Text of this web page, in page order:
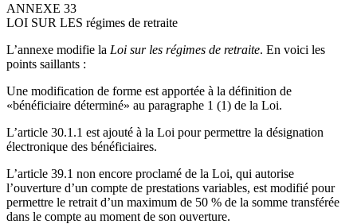
ANNEXE 33
LOI SUR LES régimes de retraite
L’annexe modifie la Loi sur les régimes de retraite. En voici les
points saillants :
Une modification de forme est apportée à la définition de
«bénéficiaire déterminé» au paragraphe 1 (1) de la Loi.
L’article 30.1.1 est ajouté à la Loi pour permettre la désignation
électronique des bénéficiaires.
L’article 39.1 non encore proclamé de la Loi, qui autorise
l’ouverture d’un compte de prestations variables, est modifié pour
permettre le retrait d’un maximum de 50 % de la somme transférée
dans le compte au moment de son ouverture.